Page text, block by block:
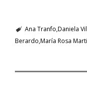
Ana Tranfo Daniela
Berardo María Rosa